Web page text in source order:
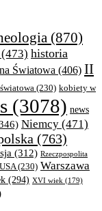
(870)
(473) historia
Światowa (406) II
(230) kobiety w
(3078) news
Niemcy (471)
(763)
(312) Rzeczpospolita
USA(230) Warszawa
(294) XVI wiek (179)